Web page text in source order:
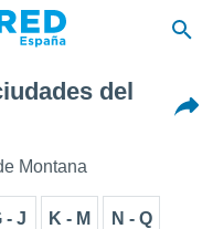
del
Montana
- J K - M N - Q